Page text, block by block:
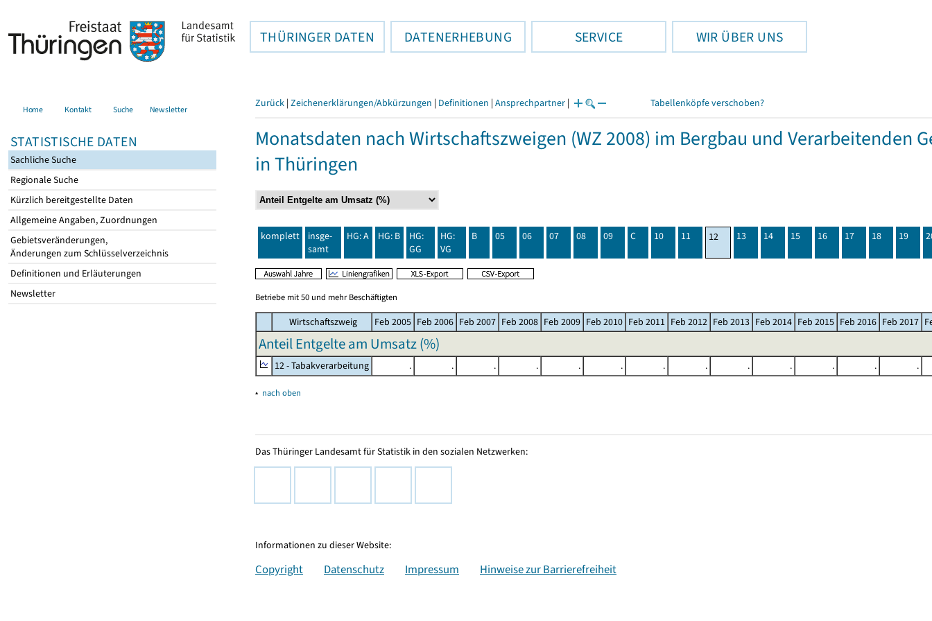
THÜRINGER DATEN DATENERHEBUNG SERVICE WIR ÜBER UNS
Home Kontakt Suche Newsletter
STATISTISCHE DATEN
Sachliche Suche
Regionale Suche
Kürzlich bereitgestellte Daten
Allgemeine Angaben, Zuordnungen
Gebietsveränderungen,
Änderungen zum Schlüsselverzeichnis
Definitionen und Erläuterungen
Newsletter
Zurück | Zeichenerklärungen/Abkürzungen | Definitionen | Ansprechpartner | Tabellenköpfe verschoben?
Monatsdaten nach Wirtschaftszweigen (WZ 2008) im Bergbau und Verarbeitenden
in Thüringen
komplett
insge-
samt
HG: A HG: B
HG:
GG
HG:
VG
B 05 06 07 08 09 C 10 11 12 13 14 15 16 17 18 19
Betriebe mit 50 und mehr Beschäftigten
Wirtschaftszweig Feb 2005 Feb 2006 Feb 2007 Feb 2008 Feb 2009 Feb 2010 Feb 2011 Feb 2012 Feb 2013 Feb 2014 Feb 2015 Feb 2016 Feb 2017
Anteil Entgelte am Umsatz (%)
12 - Tabakverarbeitung . . . . . . . . . . . . .
▴ nach oben
Das Thüringer Landesamt für Statistik in den sozialen Netzwerken:
Informationen zu dieser Website:
Copyright Datenschutz Impressum Hinweise zur Barrierefreiheit